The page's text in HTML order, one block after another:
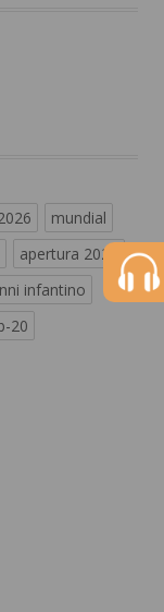
mundial
apertura 2026
infantino
20